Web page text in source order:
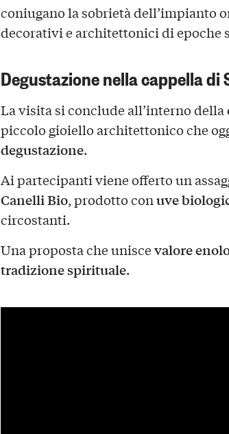
coniugano la sobrietà dell’impianto
decorativi e architettonici di epoche
Degustazione nella cappella di
La visita si conclude all’interno della
piccolo gioiello architettonico che
degustazione.
Ai partecipanti viene offerto un
Canelli Bio, prodotto conuve
circostanti.
Una proposta che uniscevalore
tradizione spirituale.